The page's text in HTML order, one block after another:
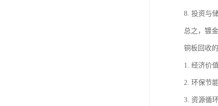
8. 投资与
总之，镀
铜板回收
1. 经济价
2. 环保节
3. 资源循